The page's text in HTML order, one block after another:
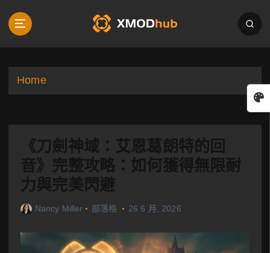
p
Home
《刀劍神域：艾恩葛朗特的回
音》完整攻略：如何獲得無限耐
力與完美閃避
Nancy Miller 部落格 26 6 月, 2026